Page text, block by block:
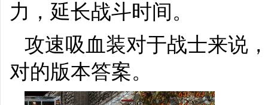
力，延长战斗时间。
攻速吸血装对于战士来说
对的版本答案。